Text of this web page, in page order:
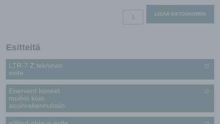
LTR-
7
LISÄÄ OSTOSKORIIN
Esitteitä
LTR-7 Z tekninen
esite
Enervent koneet
muihin kuin
asuinrakennuksiin